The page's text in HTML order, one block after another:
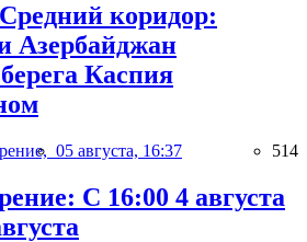
коридор:
Азербайджан
Каспия
05 августа, 16:37 514
С 16:00 4 августа